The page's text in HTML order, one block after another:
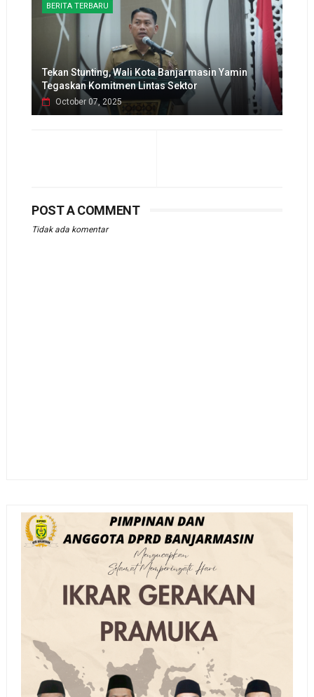
BERITA TERBARU
Tekan Stunting, Wali Kota Banjarmasin Yamin
Tegaskan Komitmen Lintas Sektor
October 07, 2025
POST A COMMENT
Tidak ada komentar